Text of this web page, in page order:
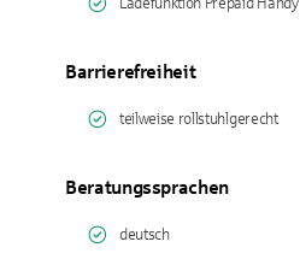
Ladefunktion Prepaid Handy
Barrierefreiheit
teilweise rollstuhlgerecht
Beratungssprachen
deutsch